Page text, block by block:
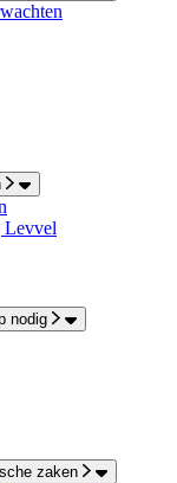
Levvel
nodig
zaken